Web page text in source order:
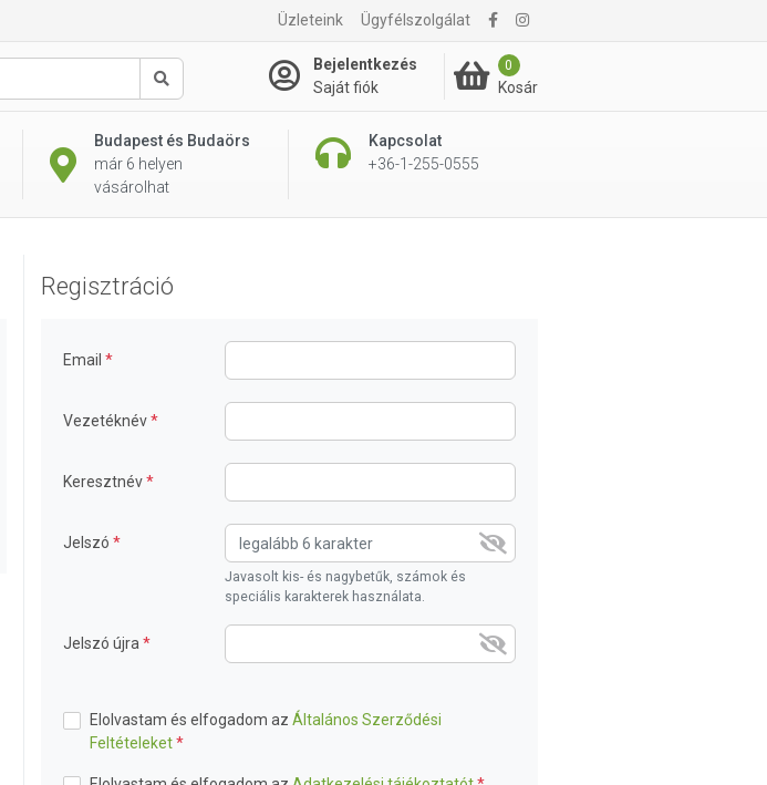
Üzleteink Ügyfélszolgálat
Keresés
Bejelentkezés
Saját fiók
0
Kosár
Budapest és Budaörs
már 6 helyen
vásárolhat
Kapcsolat
+36-1-255-0555
Regisztráció
Email
Vezetéknév
Keresztnév
Jelszó
Javasolt kis- és nagybetűk, számok és
speciális karakterek használata.
Jelszó újra
Elolvastam és elfogadom az Általános Szerződési
Feltételeket